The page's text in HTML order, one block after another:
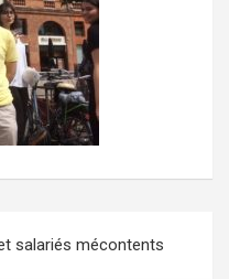
salariés mécontents